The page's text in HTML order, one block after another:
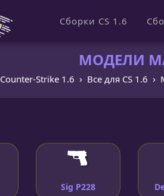
Сборки CS 1.6
МОДЕЛИ
Counter-Strike 1.6 Все для CS 1.6
Sig P228